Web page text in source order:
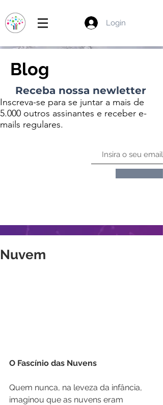
Login
Blog
Receba nossa newletter
Inscreva-se para se juntar a mais de
5.000 outros assinantes e receber e-
mails regulares.
Nuvem
O Fascínio das Nuvens
Quem nunca, na leveza da infância,
imaginou que as nuvens eram